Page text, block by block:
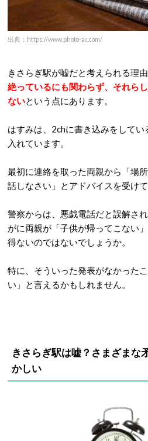
出典：https://www.photo-ac.com/
きさらぎ駅が嘘だと考えられる理由
絶っているにも関わらず、それら
ないという点にあります。
はすみは、2chに書き込みをして
入れています。
最初に連絡を取った両親から「場
話しなさい」とアドバイスを受けて
警察からは、悪戯電話だと誤解さ
がに両親が「子供が帰ってこない
得ないのではないでしょうか。
特に、そういった発表がなかった
い」と言えるかもしれません。
きさらぎ駅は嘘？さまざま
かしい